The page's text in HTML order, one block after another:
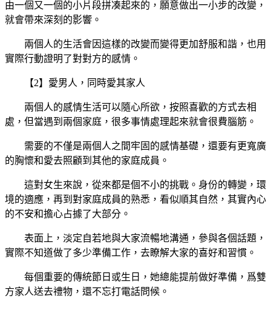
由一個又一個的小片段拼凑起來的，願意做出一小步的改變，
就會帶來深刻的影響。
兩個人的生活會因這樣的改變而變得更加舒服和諧，也用
實際行動證明了對對方的感情。
【2】愛男人，同時愛其家人
兩個人的感情生活可以隨心所欲，按照喜歡的方式去相
處，但當遇到兩個家庭，很多事情處理起來就會很費腦筋。
需要的不僅是兩個人之間牢固的感情基礎，還要有更寬廣
的胸懷和愛去照顧到其他的家庭成員。
這對女生來說，從來都是個不小的挑戰。身份的轉變，環
境的適應，再到對家庭成員的熟悉，看似順其自然，其實內心
的不安和擔心占據了大部分。
表面上，淡定自若地與大家流暢地溝通，參與各個話題，
實際不知道做了多少準備工作，去瞭解大家的喜好和習慣。
每個重要的傳統節日或生日，她總能提前做好準備，爲雙
方家人送去禮物，還不忘打電話問候。